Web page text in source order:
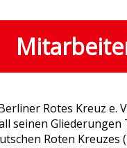
Rotes Kreuz
seinen
Roten